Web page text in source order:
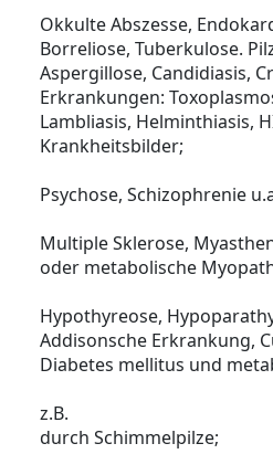
Okkulte Abszesse,
Borreliose, Tuberkulose.
Aspergillose, Candidiasis,
Erkrankungen:
Lambliasis, Helminthiasis,
Krankheitsbilder;
Psychose, Schizophrenie
Multiple Sklerose,
oder metabolische
Hypothyreose,
Addisonsche Erkrankung,
Diabetes mellitus und
z.B.
durch Schimmelpilze;